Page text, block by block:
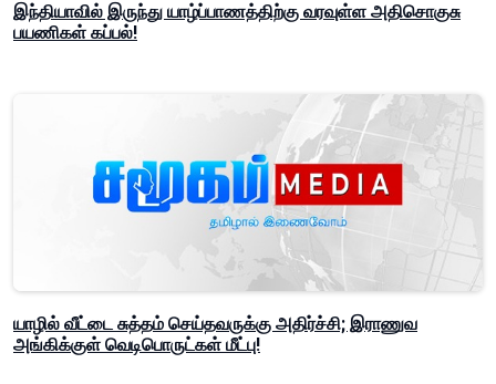
இந்தியாவில் இருந்து யாழ்ப்பாணத்திற்கு வரவுள்ள அதிசொகுசு
பயணிகள் கப்பல்!
யாழில் வீட்டை சுத்தம் செய்தவருக்கு அதிர்ச்சி; இராணுவ
அங்கிக்குள் வெடிபொருட்கள் மீட்பு!